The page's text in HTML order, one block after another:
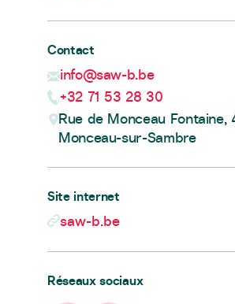
Contact
info@saw-b.be
+32 71 53 28 30
Rue de Monceau Fontaine,
Monceau-sur-Sambre
Site internet
saw-b.be
Réseaux sociaux